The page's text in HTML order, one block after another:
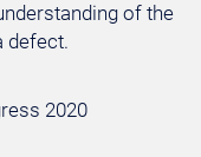
of the
defect.
2020